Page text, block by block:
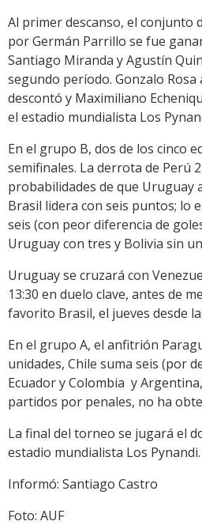
Al primer descanso, el conjunto
por Germán Parrillo se fue
Santiago Miranda y Agustín
segundo período. Gonzalo
descontó y Maximiliano
el estadio mundialista Los
En el grupo B, dos de los cinco
semifinales. La derrota de Perú
probabilidades de que Uruguay
Brasil lidera con seis puntos; lo
seis (con peor diferencia de
Uruguay con tres y Bolivia sin
Uruguay se cruzará con
13:30 en duelo clave, antes de
favorito Brasil, el jueves desde
En el grupo A, el anfitrión
unidades, Chile suma seis (por
Ecuador y Colombia y
partidos por penales, no ha
La final del torneo se jugará el
estadio mundialista Los Pynandi.
Informó: Santiago Castro
Foto: AUF